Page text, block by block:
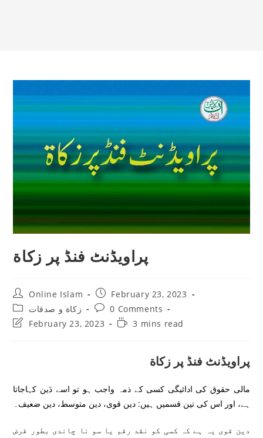
پراویڈنٹ فنڈ پر زكاة
Post
author:
Online Islam
Post
published:
February 23, 2023
Post
category:
زکاة و صدقات
Post
comments:
0 Comments
PostFebruary 23, 2023
Reading3 mins read
پراویڈنٹ فنڈ پر زكاة
مالی حقوق کی ادائیگی کسی کے ذمہ واجب ہو تو اسے دَین کہاجاتا
ہے، اور اس کی تین قسمیں ہیں: دین قوی، دین متوسط، دین ضعیف۔
دین قوی یہ ہے کہ کسی کو نقد رقم یا سو نا چاندی بطور قرض